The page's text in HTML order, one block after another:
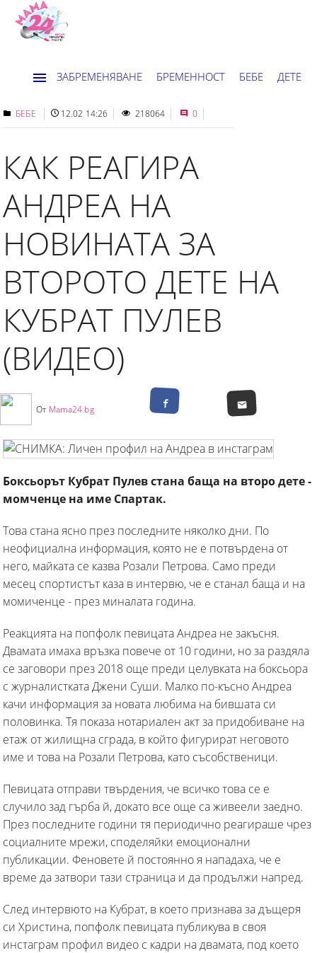
ЗАБРЕМЕНЯВАНЕ БРЕМЕННОСТ БЕБЕ ДЕТЕ
ДОМ НОВИНИ ХОРОСКОП
БЕБЕ 12.02 14:26 218064 0
КАК РЕАГИРА
АНДРЕА НА
НОВИНАТА ЗА
ВТОРОТО ДЕТЕ НА
КУБРАТ ПУЛЕВ
(ВИДЕО)
От Mama24.bg
Боксьорът Кубрат Пулев стана баща на второ дете -
момченце на име Спартак.
Това стана ясно през последните няколко дни. По
неофициална информация, която не е потвърдена от
него, майката се казва Розали Петрова. Само преди
месец спортистът каза в интервю, че е станал баща и на
момиченце - през миналата година.
Реакцията на попфолк певицата Андреа не закъсня.
Двамата имаха връзка повече от 10 години, но за раздяла
се заговори през 2018 още преди целувката на боксьора
с журналистката Джени Суши. Малко по-късно Андреа
качи информация за новата любима на бившата си
половинка. Тя показа нотариален акт за придобиване на
етаж от жилищна сграда, в който фигурират неговото
име и това на Розали Петрова, като съсобственици.
Певицата отправи твърдения, че всичко това се е
случило зад гърба й, докато все още са живеели заедно.
През последните години тя периодично реагираше чрез
социалните мрежи, споделяйки емоционални
публикации. Феновете й постоянно я нападаха, че е
време да затвори тази страница и да продължи напред.
След интервюто на Кубрат, в което признава за дъщеря
си Христина, попфолк певицата публикува в своя
инстаграм профил видео с кадри на двамата, под което